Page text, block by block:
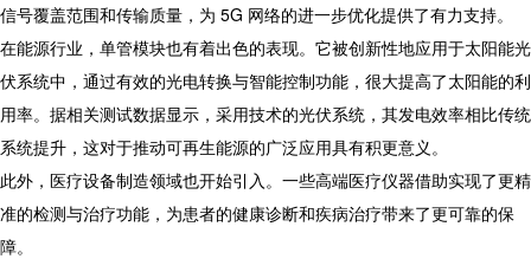
信号覆盖范围和传输质量，为 5G 网络的进一步优化提供了有力支持。
在能源行业，单管模块也有着出色的表现。它被创新性地应用于太阳能光
伏系统中，通过有效的光电转换与智能控制功能，很大提高了太阳能的利
用率。据相关测试数据显示，采用技术的光伏系统，其发电效率相比传统
系统提升，这对于推动可再生能源的广泛应用具有积更意义。
此外，医疗设备制造领域也开始引入。一些高端医疗仪器借助实现了更精
准的检测与治疗功能，为患者的健康诊断和疾病治疗带来了更可靠的保
障。